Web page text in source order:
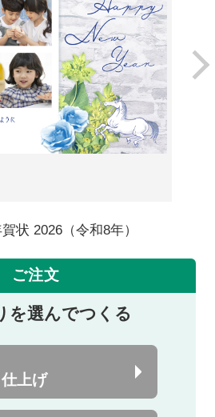
状 2026（令和8年）
ご注文
を選んでつくる
上げ